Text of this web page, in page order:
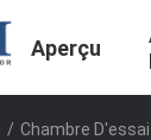
Aperçu
/ Chambre